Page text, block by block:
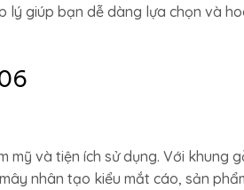
lý giúp bạn dễ dàng lựa chọn và
mỹ và tiện ích sử dụng. Với khung
nhân tạo kiểu mắt cáo, sản